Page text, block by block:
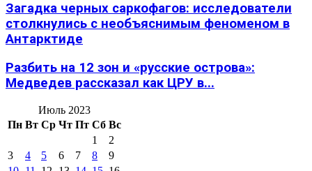
Загадка черных саркофагов: исследователи
столкнулись с необъяснимым феноменом в
Антарктиде
Разбить на 12 зон и «русские острова»:
Медведев рассказал как ЦРУ в...
Июль 2023
Пн Вт Ср Чт Пт Сб Вс
1
2
3
4 5 6 7 8
9